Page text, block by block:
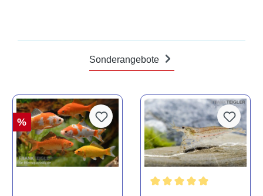
Sonderangebote
%